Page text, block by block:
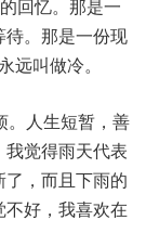
回忆。那是一
待。那是一份现
远叫做冷。
。人生短暂，善
觉得雨天代表
，而且下雨的
好，我喜欢在